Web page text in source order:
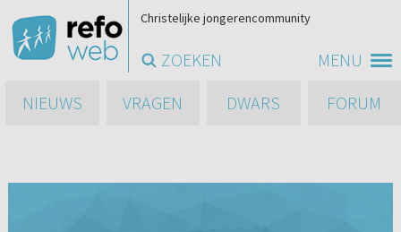
MENU
Christelijke jongerencommunity
ZOEKEN
NIEUWS
VRAGEN DWARS FORUM